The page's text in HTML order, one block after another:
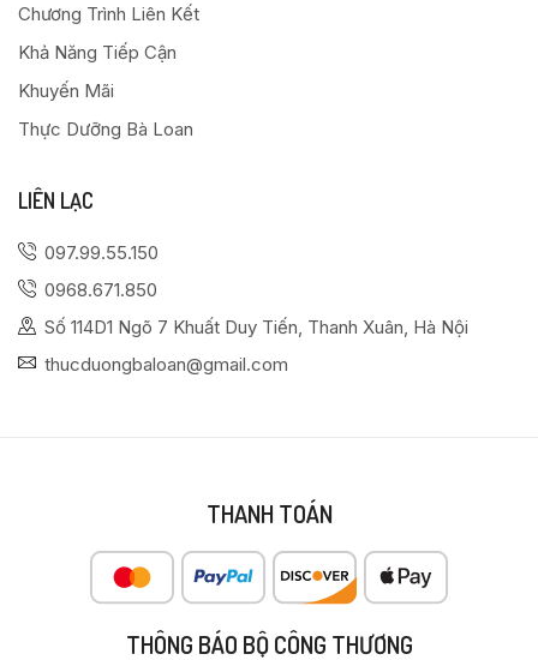
Chương Trình Liên Kết
Khả Năng Tiếp Cận
Khuyến Mãi
Thực Dưỡng Bà Loan
LIÊN LẠC
097.99.55.150
0968.671.850
Số 114D1 Ngõ 7 Khuất Duy Tiến, Thanh Xuân, Hà Nội
thucduongbaloan@gmail.com
THANH TOÁN
THÔNG BÁO BỘ CÔNG THƯƠNG